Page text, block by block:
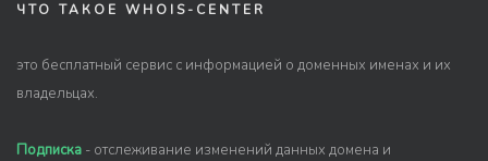
ЧТО ТАКОЕ WHOIS-CENTER
это бесплатный сервис с информацией о доменных именах и их
владельцах.
Подписка - отслеживание изменений данных домена и